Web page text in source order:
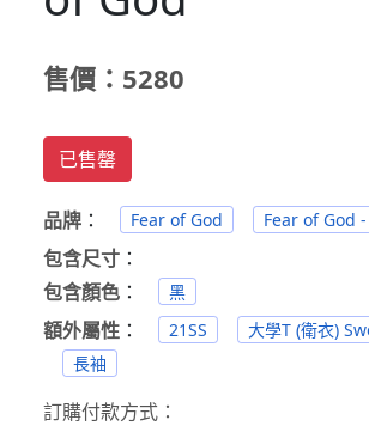
售價：5280
已售罄
品牌 ： Fear of God Fear of God
包含尺寸 ：
包含顏色 ： 黑
額外屬性 ： 21SS
大學T (衛衣)
長袖
訂購付款方式：